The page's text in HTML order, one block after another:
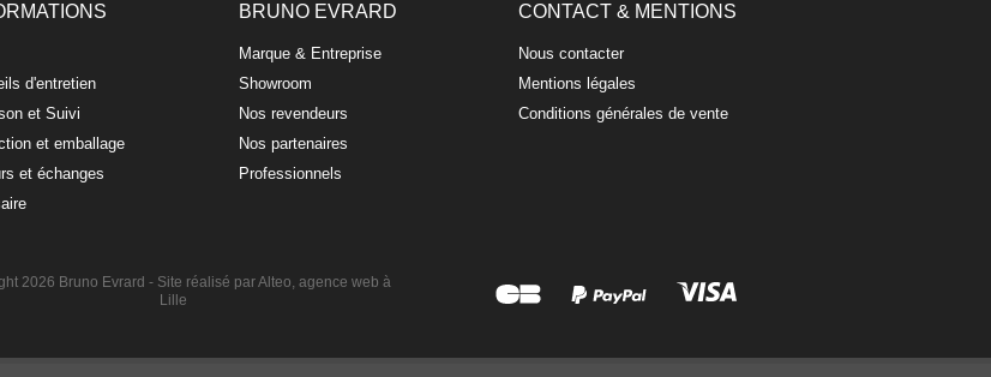
d'entretien
et Suivi
et emballage
et échanges
BRUNO EVRARD
Marque & Entreprise
Showroom
Nos revendeurs
Nos partenaires
Professionnels
CONTACT & MENTIONS
Nous contacter
Mentions légales
Conditions générales de vente
2026 Bruno Evrard - Site réalisé par Alteo, agence web à
Lille